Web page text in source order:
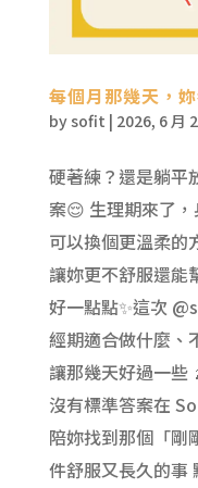
每個月那幾天，
bysofit | 2026, 6 月
硬著練？還是躺平
案😌 生理期來了
可以換個更溫柔的
讓妳更不舒服還能
好一點點✨這次
經期適合做什麼、
讓那幾天好過一些
沒有標準答案在
陪妳找到那個「剛
件舒服又長久的事